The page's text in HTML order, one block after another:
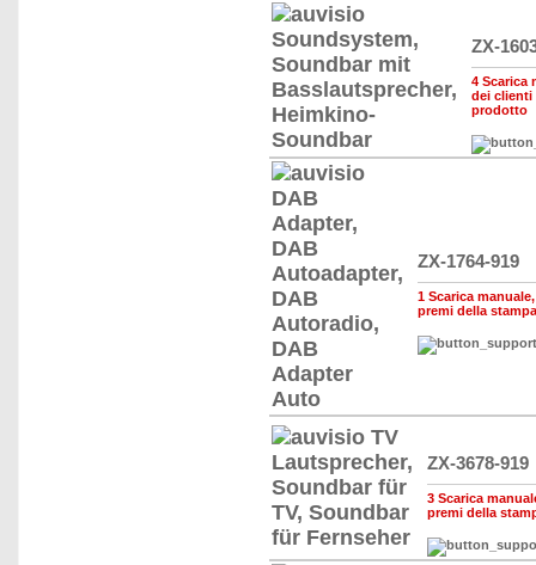
ZX-
4 Scarica
dei clienti
prodotto
ZX-1764-919
1 Scarica
premi della stampa
ZX-3678-919
3 Scarica
premi della